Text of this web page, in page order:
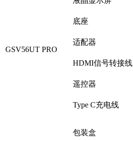
GSV56UT PRO
底座
适配器
HDMI信号转接线
遥控器
Type C充电线
包装盒